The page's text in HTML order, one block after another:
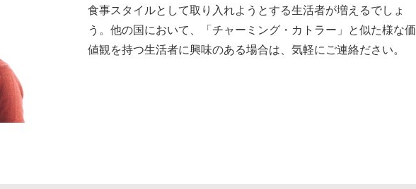
食事スタイルとして取り入れようとする生活者が増えるでしょ
う。他の国において、「チャーミング・カトラー」と似た様な価
値観を持つ生活者に興味のある場合は、気軽にご連絡ださい。